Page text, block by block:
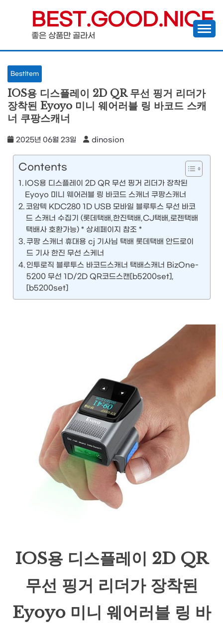
content
BEST.GOOD.NICE
좋은 상품만 골라서
BestItem
IOS용 디스플레이 2D QR 무선 핑거 리더가
장착된 Eyoyo 미니 웨어러블 링 바코드 스캐
너 쿠팡스캐너
2025년 06월 23일 dinosion
Contents
IOS용 디스플레이 2D QR 무선 핑거 리더가 장착된
Eyoyo 미니 웨어러블 링 바코드 스캐너 쿠팡스캐너
코암텍 KDC280 1D USB 모바일 블루투스 무선 바코
드 스캐너 수집기 (롯데택배,한진택배,CJ택배,로젠택배
택배사 호환가능) * 상세페이지 참조 *
쿠팡 스캐너 휴대용 cj 기사님 택배 롯데택배 안드로이
드 기사 한진 무선 스케너
인투로직 블루투스 바코드스캐너 택배스캐너 BizOne-
5200 무선 1D/2D QR코드스캔[b5200set],
[b5200set]
IOS용 디스플레이 2D QR
무선 핑거 리더가 장착된
Eyoyo 미니 웨어러블 링 바